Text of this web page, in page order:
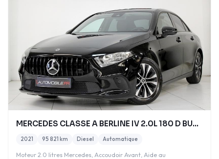
MERCEDES CLASSE A BERLINE IV 2.0L 180 D BUSINESS L
2021 95 821 km Diesel Automatique
Moteur 2.0 litres Mercedes, Accoudoir Avant, Aide au